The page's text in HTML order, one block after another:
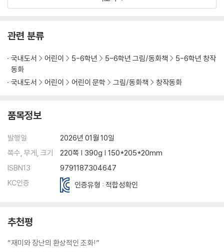
관련 분류
국내도서 어린이 5-6학년 5-6학년 그림/동화책
5-6학년 창작
동화
국내도서
어린이 어린이 문학 그림/동화책 창작동화
품목정보
발행일
2026년 01월 10일
쪽수, 무게, 크기
220쪽 | 390g | 150*205*20mm
ISBN13
9791187304647
KC인증
인증유형 : 적합성확인
추천평
“재미와 장난의 환상적인 조화!”